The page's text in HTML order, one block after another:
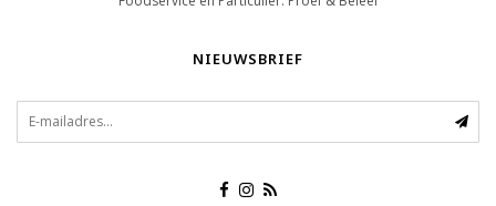
NIEUWSBRIEF